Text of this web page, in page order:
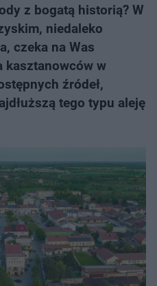
z bogatą historią? W
niedaleko
czeka na Was
kasztanowców w
źródeł,
tego typu aleję